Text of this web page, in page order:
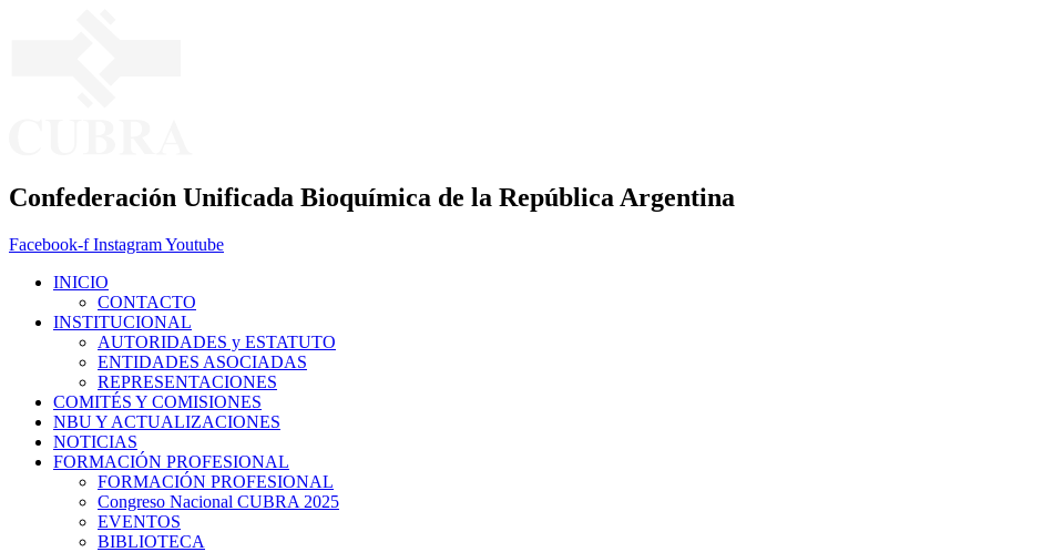
Confederación Unificada Bioquímica de la República Argentina
Facebook-f InstagramYoutube
INICIO
CONTACTO
INSTITUCIONAL
AUTORIDADES y ESTATUTO
ENTIDADES ASOCIADAS
REPRESENTACIONES
COMITÉS Y COMISIONES
NBU Y ACTUALIZACIONES
NOTICIAS
FORMACIÓN PROFESIONAL
FORMACIÓN PROFESIONAL
Congreso Nacional CUBRA 2025
EVENTOS
BIBLIOTECA